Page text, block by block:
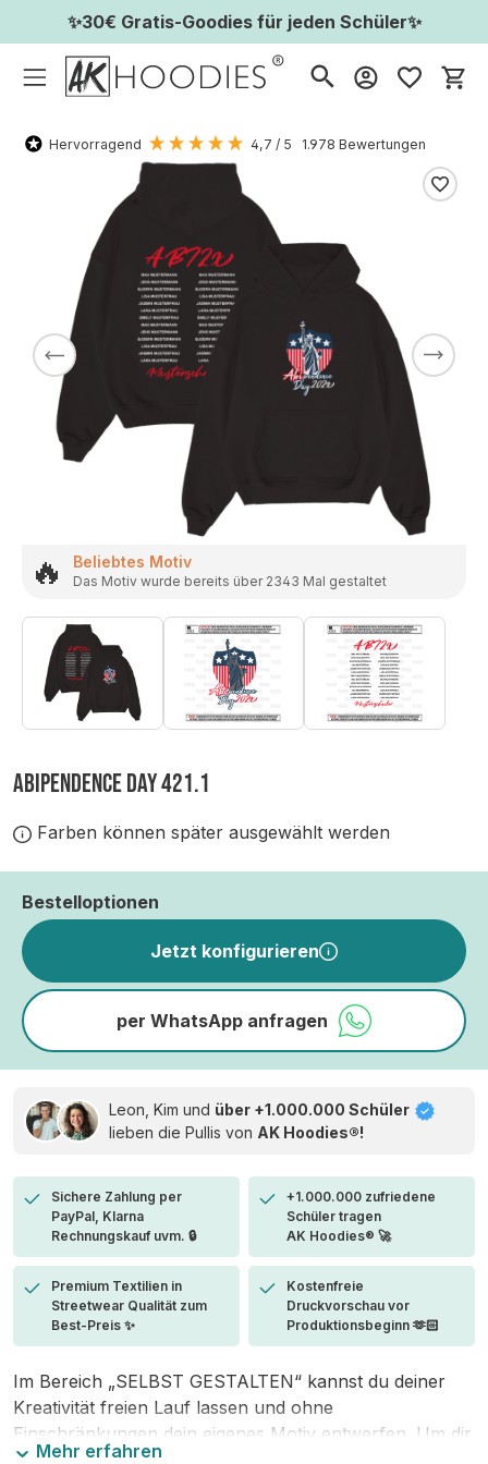
✨30€ Gratis-Goodies für jeden Schüler✨
Hervorragend 4,7 / 5 1.978 Bewertungen
🔥 Beliebtes Motiv
Das Motiv wurde bereits über 2343 Mal gestaltet
ABIPENDENCE DAY 421.1
Farben können später ausgewählt werden
Bestelloptionen
Jetzt konfigurieren
per WhatsApp anfragen
Leon, Kim und über +1.000.000 Schüler
lieben die Pullis von AK Hoodies®!
Sichere Zahlung per
PayPal, Klarna
Rechnungskauf uvm. 🔒
+1.000.000 zufriedene
Schüler tragen
AK Hoodies® 🚀
Premium Textilien in
Streetwear Qualität zum
Best-Preis ✨
Kostenfreie
Druckvorschau vor
Produktionsbeginn 🫶🏻
Im Bereich „SELBST GESTALTEN“ kannst du deiner
Kreativität freien Lauf lassen und ohne
Einschränkungen dein eigenes Motiv entwerfen. Um dir
Mehr erfahren